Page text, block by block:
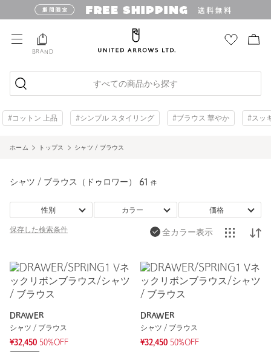
BRAND
すべての商品から探す
#コットン 上品 #シンプル スタイリング #ブラウス 華やか #スッ
ホーム トップス シャツ / ブラウス
シャツ / ブラウス（ドゥロワー） 61 件
性別 カラー 価格
保存した検索条件 全カラー表示
DRAWER
シャツ / ブラウス
¥32,450 50%OFF
DRAWER
シャツ / ブラウス
¥32,450 50%OFF